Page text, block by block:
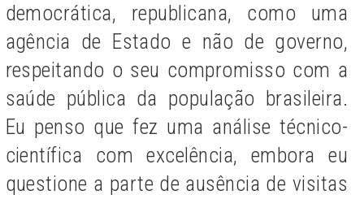
democrática, republicana, como uma
agência de Estado e não de governo,
respeitando o seu compromisso com a
saúde pública da população brasileira.
Eu penso que fez uma análise técnico-
científica com excelência, embora eu
questione a parte de ausência de visitas